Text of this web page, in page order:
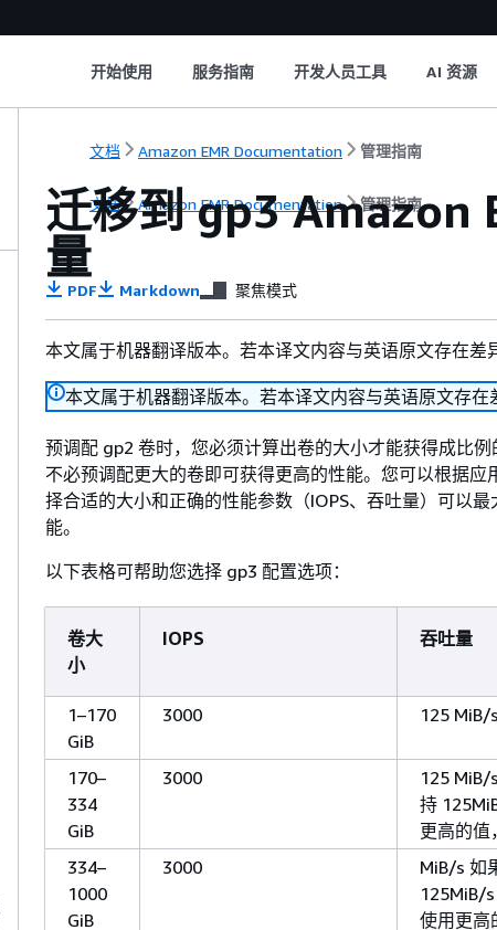
开始使用 服务指南 开发人员工具 AI 资源
文档 Amazon EMR Documentation 管理指南
文档 Amazon EMR Documentation 管理指南
迁移到 gp3 Amazon
量
PDF Markdown 聚焦模式
本文属于机器翻译版本。若本译文内容与英语原文存在差
本文属于机器翻译版本。若本译文内容与英语原文存在
预调配 gp2 卷时，您必须计算出卷的大小才能获得成比
不必预调配更大的卷即可获得更高的性能。您可以根据
择合适的大小和正确的性能参数（IOPS、吞吐量）可以
能。
以下表格可帮助您选择 gp3 配置选项：
卷大
小
IOPS 吞吐量
1–170
GiB
3000 125 MiB/s
170–
334
GiB
3000
125 MiB/
持
更高的值
334–
1000
GiB
3000
MiB/s 如
125MiB/
使用更高